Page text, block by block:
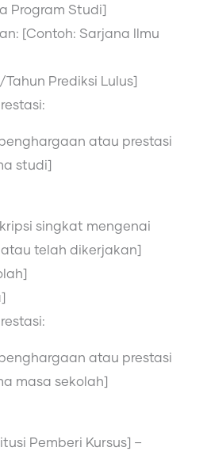
Program Studi]
[Contoh: Sarjana Ilmu
Prediksi Lulus]
atau prestasi
studi]
singkat mengenai
telah dikerjakan]
atau prestasi
masa sekolah]
Pemberi Kursus] –